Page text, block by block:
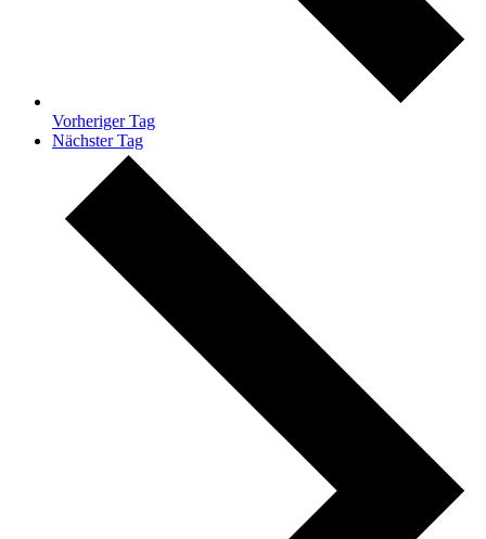
Vorheriger Tag
Nächster Tag